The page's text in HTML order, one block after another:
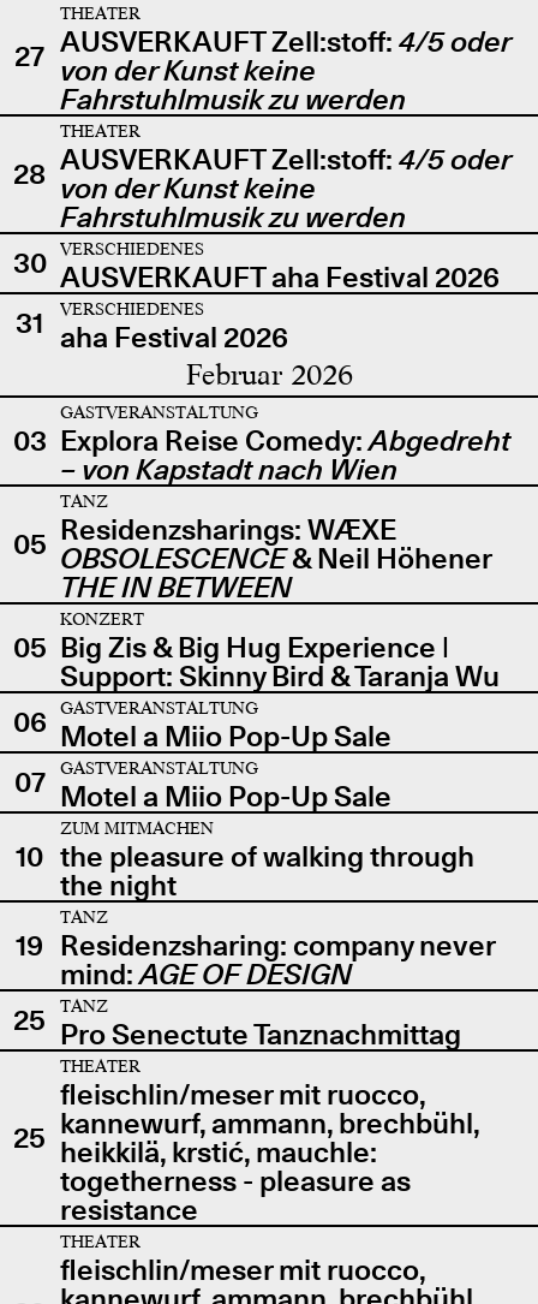
27
THEATER
AUSVERKAUFT Zell:stoff: 4/5 oder
von der Kunst keine
Fahrstuhlmusik zu werden
28
THEATER
AUSVERKAUFT Zell:stoff: 4/5 oder
von der Kunst keine
Fahrstuhlmusik zu werden
30
VERSCHIEDENES
AUSVERKAUFT aha Festival 2026
31
VERSCHIEDENES
aha Festival 2026
Februar 2026
03
GASTVERANSTALTUNG
Explora Reise Comedy:Abgedreht
– von Kapstadt nach Wien
05
TANZ
Residenzsharings: WÆXE
OBSOLESCENCE& Neil Höhener
THE IN BETWEEN
05
KONZERT
Big Zis & Big Hug Experience |
Support: Skinny Bird & Taranja Wu
06
GASTVERANSTALTUNG
Motel a Miio Pop-Up Sale
07
GASTVERANSTALTUNG
Motel a Miio Pop-Up Sale
10
ZUM MITMACHEN
the pleasure of walking through
the night
19
TANZ
Residenzsharing: company never
mind:AGE OF DESIGN
25
TANZ
Pro Senectute Tanznachmittag
25
THEATER
fleischlin/meser mit ruocco,
kannewurf, ammann, brechbühl,
heikkilä, krstić, mauchle:
togetherness - pleasure as
resistance
THEATER
fleischlin/meser mit ruocco,